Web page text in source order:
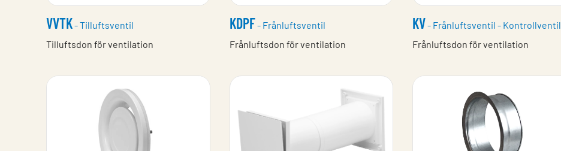
VVTK- Tilluftsventil
Tilluftsdon för ventilation
KDPF- Frånluftsventil
Frånluftsdon för ventilation
KV- Frånluftsventil - Kontrollventil
Frånluftsdon för ventilation